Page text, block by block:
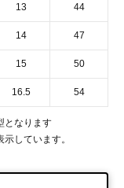
13 44
14 47
15 50
16.5 54
となります
しています。